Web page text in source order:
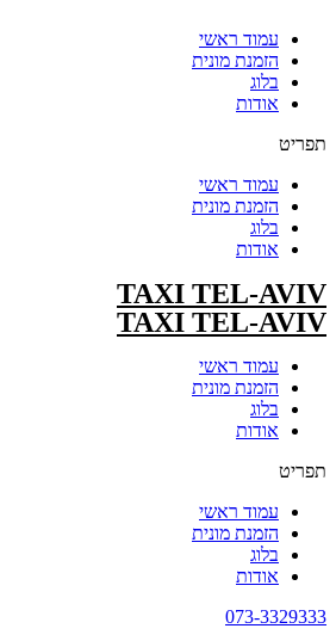
עמוד ראשי
הזמנת מונית
בלוג
אודות
תפריט
עמוד ראשי
הזמנת מונית
בלוג
אודות
TAXI TEL-AVIV
TAXI TEL-AVIV
עמוד ראשי
הזמנת מונית
בלוג
אודות
תפריט
עמוד ראשי
הזמנת מונית
בלוג
אודות
073-3329333